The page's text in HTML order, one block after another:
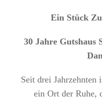
Ein Stück
30 Jahre Gutshaus
Seit drei Jahrzehnten
ein Ort der Ruhe,